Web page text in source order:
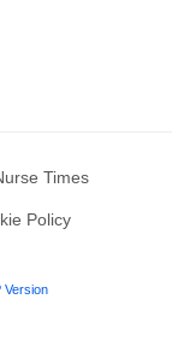
Times
Policy
Version